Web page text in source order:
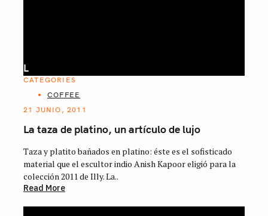
L
CATEGORIES
COFFEE
21 JUNIO, 2011
La taza de platino, un artículo de lujo
Taza y platito bañados en platino: éste es el sofisticado
material que el escultor indio Anish Kapoor eligió para la
colección 2011 de Illy. La..
Read More